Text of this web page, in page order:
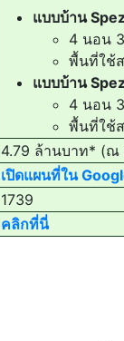
แบบบ้าน
4 นอน
พื้นที่ใช้
แบบบ้าน
4 นอน
พื้นที่ใช้
4.79 ล้านบาท* (ณ
เปิดแผนที่ใน
1739
คลิกที่นี่